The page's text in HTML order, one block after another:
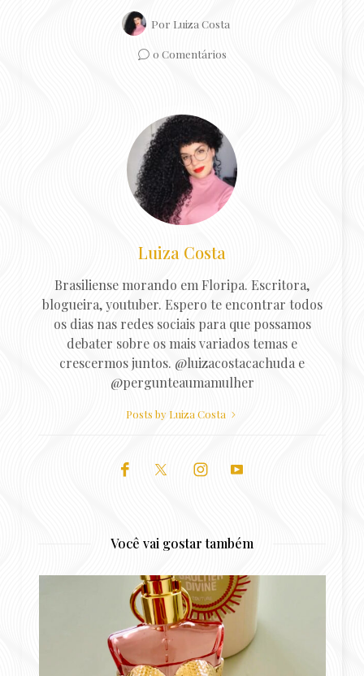
Por Luiza Costa
0 Comentários
Luiza Costa
Brasiliense morando em Floripa. Escritora,
blogueira, youtuber. Espero te encontrar todos
os dias nas redes sociais para que possamos
debater sobre os mais variados temas e
crescermos juntos. @luizacostacachuda e
@pergunteaumamulher
Posts by Luiza Costa
Você vai gostar também